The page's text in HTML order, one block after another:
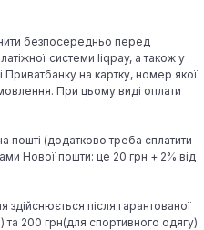
безпосередньо перед
системи liqpay, а також у
на картку, номер якої
При цьому виді оплати
пошті (додатково треба сплатити
Нової пошти: це 20 грн + 2% від
після гарантованої
та 200 грн(для спортивного одягу)